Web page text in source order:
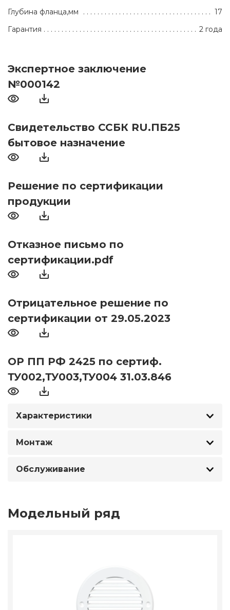
Глубина фланца,мм
17
Гарантия
2 года
Экспертное заключение
№000142
Свидетельство ССБК RU.ПБ25
бытовое назначение
Решение по сертификации
продукции
Отказное письмо по
сертификации.pdf
Отрицательное решение по
сертификации от 29.05.2023
ОР ПП РФ 2425 по сертиф.
ТУ002,ТУ003,ТУ004 31.03.846
Характеристики
Монтаж
Обслуживание
Модельный ряд